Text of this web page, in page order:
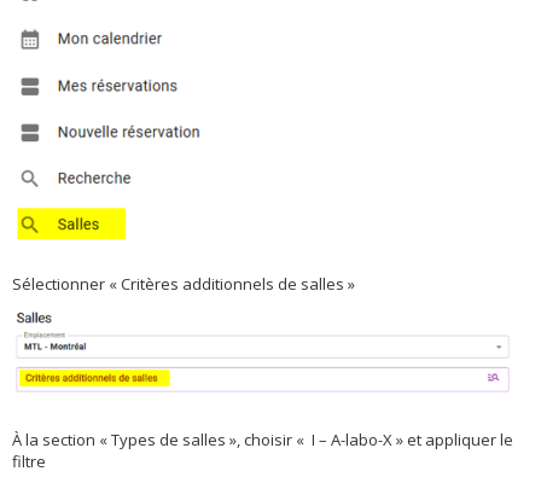
Sélectionner « Critères additionnels de salles »
À la section « Types de salles », choisir « I – A-labo-X » et appliquer le
filtre